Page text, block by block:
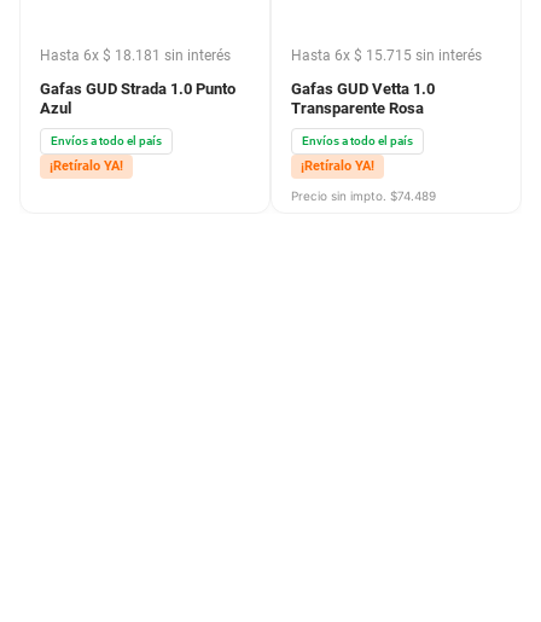
Hasta 6x $ 18.181 sin interés
Gafas GUD Strada 1.0 Punto
Azul
Envíos a todo el país
¡Retíralo YA!
Hasta 6x $ 15.715 sin interés
Gafas GUD Vetta 1.0
Transparente Rosa
Envíos a todo el país
¡Retíralo YA!
Precio sin impto. $74.489